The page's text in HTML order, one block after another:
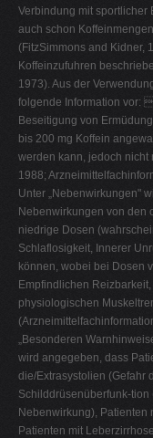
Verbindung mit sportlicher
auch schon
(FitzSimmons and Kidner,
Koffeinzufuhren
1973). Aus der
folgende Information vor:
Beseitigung von
bis 200 mg Koffein
werden kann, jedoch nicht
1988;
Unter „Nebenwirkungen"
Nebenwirkungen von den
niedrige Dosen
Schlaflosigkeit, Innerer
können, wobei bei Dosen
Empfindlichen
physiologischen
„Besonderen
wird angegeben, dass
die/Extrasystolien (Gefahr
Schilddrüsenüberfunk-tion
Nebenwirkung), Patienten
Patienten mit